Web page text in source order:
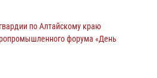
встречу с юными пограничниками
по Алтайскому краю
форума «День